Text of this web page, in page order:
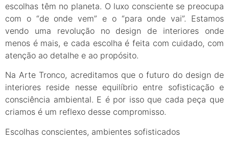
escolhas têm no planeta. O luxo consciente se preocupa
com o “de onde vem” e o “para onde vai”. Estamos
vendo uma revolução no design de interiores onde
menos é mais, e cada escolha é feita com cuidado, com
atenção ao detalhe e ao propósito.
Na Arte Tronco, acreditamos que o futuro do design de
interiores reside nesse equilíbrio entre sofisticação e
consciência ambiental. E é por isso que cada peça que
criamos é um reflexo desse compromisso.
Escolhas conscientes, ambientes sofisticados